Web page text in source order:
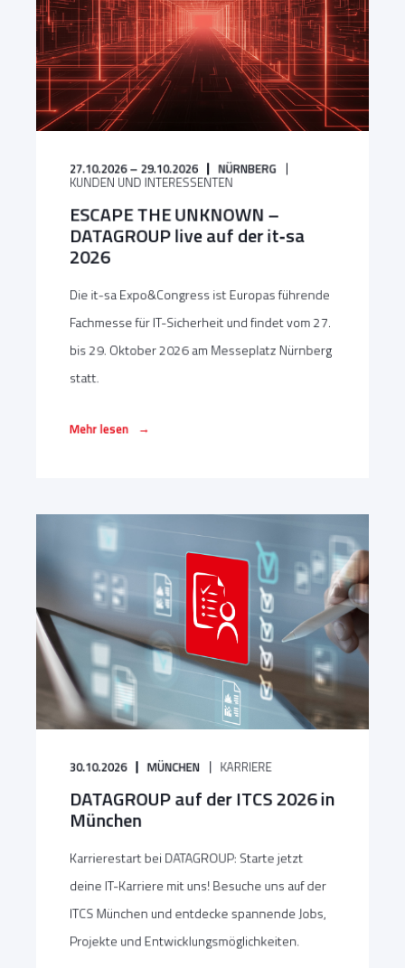
27.10.2026 – 29.10.2026 NÜRNBERG
KUNDEN UND INTERESSENTEN
ESCAPE THE UNKNOWN –
DATAGROUP live auf der it‑sa
2026
Die it-sa Expo&Congress ist Europas führende
Fachmesse für IT-Sicherheit und findet vom 27.
bis 29. Oktober 2026 am Messeplatz Nürnberg
statt.
Mehr lesen →
30.10.2026 MÜNCHEN KARRIERE
DATAGROUP auf der ITCS 2026 in
München
Karrierestart bei DATAGROUP: Starte jetzt
deine IT-Karriere mit uns! Besuche uns auf der
ITCS München und entdecke spannende Jobs,
Projekte und Entwicklungsmöglichkeiten.